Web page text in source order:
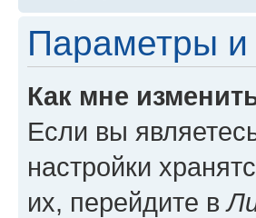
Параметры и
Как мне
Если вы
настройки
их, перейдите в